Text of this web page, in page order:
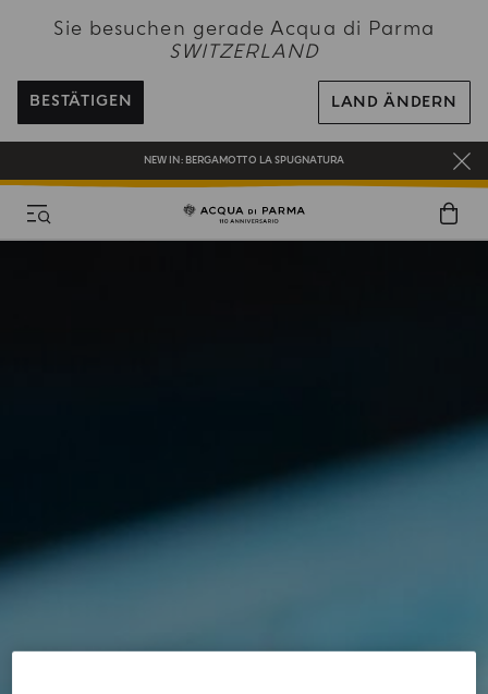
Sie besuchen gerade Acqua di Parma
SWITZERLAND
BESTÄTIGEN LAND ÄNDERN
KOSTENFREIER VERSAND AUF ALLE BESTELLUNGEN ÜBER 120 CHF
REGISTRIEREN SIE SICH UND GENIESSEN SIE EINE WELT VOLLER VORTEILE
EIN GESCHENK FÜR SIE AUF ALLE BESTELLUNGEN ÜBER CHF 180
NEW IN: BERGAMOTTO LA SPUGNATURA